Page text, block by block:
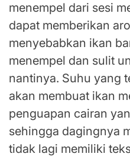
menempel dari sesi
dapat memberikan
menyebabkan ikan
menempel dan sulit
nantinya. Suhu yang
akan membuat ikan
penguapan cairan
sehingga dagingnya
tidak lagi memiliki